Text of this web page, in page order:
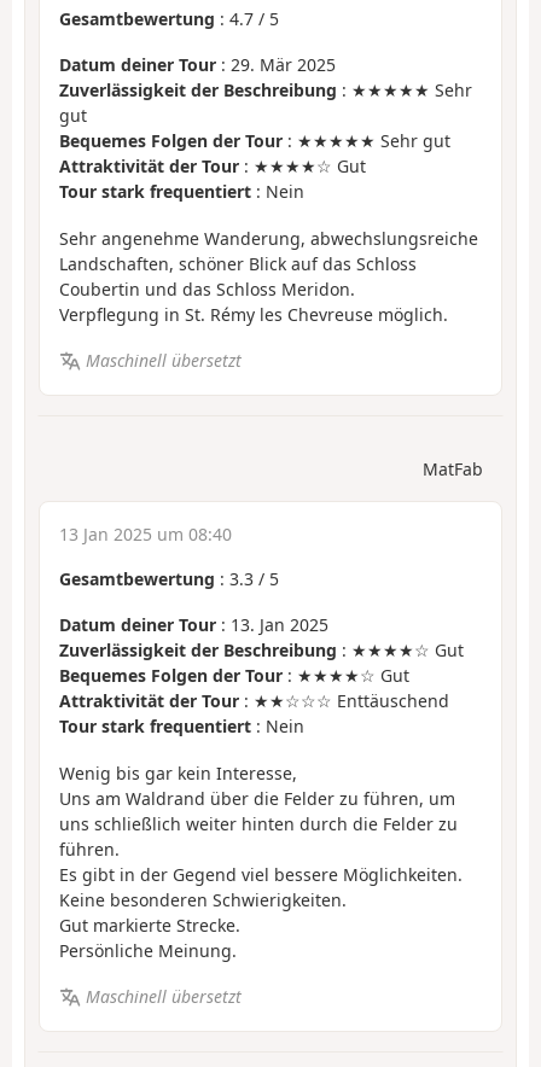
Gesamtbewertung : 4.7 / 5
Datum deiner Tour : 29. Mär 2025
Zuverlässigkeit der Beschreibung : ★★★★★ Sehr
gut
Bequemes Folgen der Tour : ★★★★★ Sehr gut
Attraktivität der Tour : ★★★★☆ Gut
Tour stark frequentiert : Nein
Sehr angenehme Wanderung, abwechslungsreiche
Landschaften, schöner Blick auf das Schloss
Coubertin und das Schloss Meridon.
Verpflegung in St. Rémy les Chevreuse möglich.
Maschinell übersetzt
MatFab
13 Jan 2025 um 08:40
Gesamtbewertung : 3.3 / 5
Datum deiner Tour : 13. Jan 2025
Zuverlässigkeit der Beschreibung : ★★★★☆ Gut
Bequemes Folgen der Tour : ★★★★☆ Gut
Attraktivität der Tour : ★★☆☆☆ Enttäuschend
Tour stark frequentiert : Nein
Wenig bis gar kein Interesse,
Uns am Waldrand über die Felder zu führen, um
uns schließlich weiter hinten durch die Felder zu
führen.
Es gibt in der Gegend viel bessere Möglichkeiten.
Keine besonderen Schwierigkeiten.
Gut markierte Strecke.
Persönliche Meinung.
Maschinell übersetzt